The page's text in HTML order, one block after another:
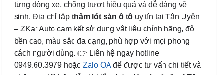
từng dòng xe, chống trượt hiệu quả và dễ dàng vệ
sinh. Địa chỉ lắp thảm lót sàn ô tô uy tín tại Tân Uyên
– ZKar Auto cam kết sử dụng vật liệu chính hãng, độ
bền cao, màu sắc đa dạng, phù hợp với mọi phong
cách người dùng. 👉 Liên hệ ngay hotline
0949.60.3979 hoặc Zalo OA để được tư vấn chi tiết và